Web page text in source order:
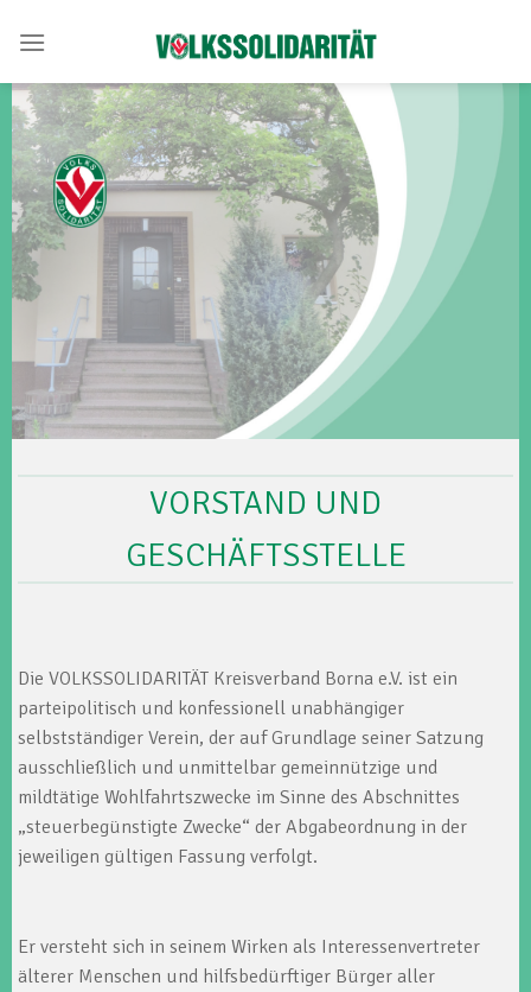
VORSTAND UND
GESCHÄFTSSTELLE
Die VOLKSSOLIDARITÄT Kreisverband Borna e.V. ist ein
parteipolitisch und konfessionell unabhängiger
selbstständiger Verein, der auf Grundlage seiner Satzung
ausschließlich und unmittelbar gemeinnützige und
mildtätige Wohlfahrtszwecke im Sinne des Abschnittes
„steuerbegünstigte Zwecke“ der Abgabeordnung in der
jeweiligen gültigen Fassung verfolgt.
Er versteht sich in seinem Wirken als Interessenvertreter
älterer Menschen und hilfsbedürftiger Bürger aller